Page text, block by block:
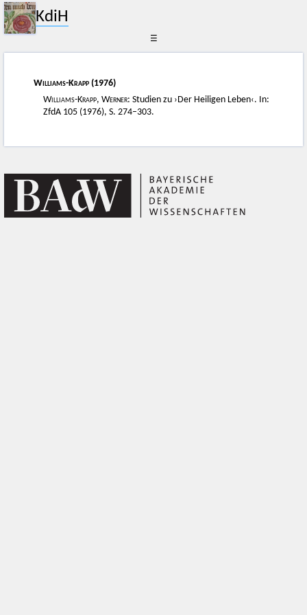
KdiH
☰
Williams-Krapp (1976)
Williams-Krapp, Werner: Studien zu ›Der Heiligen Leben‹. In:
ZfdA 105 (1976), S. 274–303.